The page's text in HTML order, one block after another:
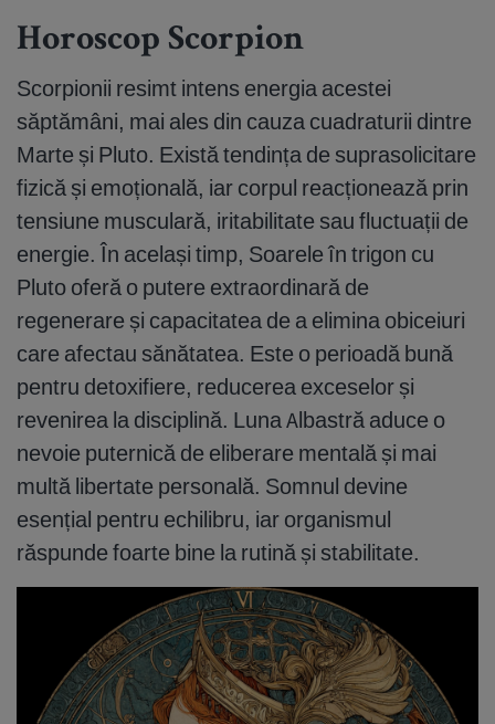
Horoscop Scorpion
Scorpionii resimt intens energia acestei
săptămâni, mai ales din cauza cuadraturii dintre
Marte și Pluto. Există tendința de suprasolicitare
fizică și emoțională, iar corpul reacționează prin
tensiune musculară, iritabilitate sau fluctuații de
energie. În același timp, Soarele în trigon cu
Pluto oferă o putere extraordinară de
regenerare și capacitatea de a elimina obiceiuri
care afectau sănătatea. Este o perioadă bună
pentru detoxifiere, reducerea exceselor și
revenirea la disciplină. Luna Albastră aduce o
nevoie puternică de eliberare mentală și mai
multă libertate personală. Somnul devine
esențial pentru echilibru, iar organismul
răspunde foarte bine la rutină și stabilitate.